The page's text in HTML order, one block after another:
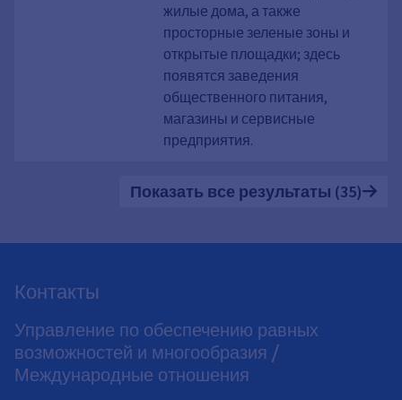
жилые дома, а также
просторные зеленые зоны и
открытые площадки; здесь
появятся заведения
общественного питания,
магазины и сервисные
предприятия.
Показать все результаты (35)
Контакты
Управление по обеспечению равных
возможностей и многообразия /
Международные отношения